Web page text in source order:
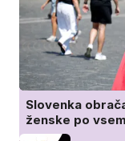
Slovenka
ženske po